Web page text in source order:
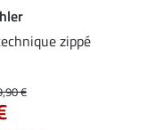
zippé
€